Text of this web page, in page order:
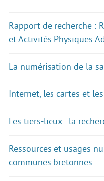
Rapport de recherche :
et Activités Physiques
La numérisation de la
Internet, les cartes et
Les tiers-lieux : la
Ressources et usages
communes bretonnes